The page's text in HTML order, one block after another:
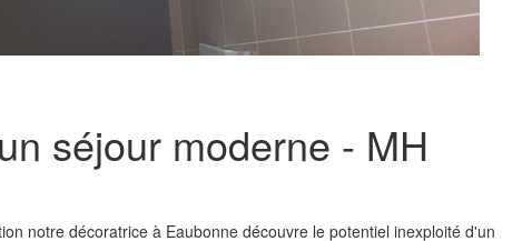
séjour moderne - MH
notre décoratrice à Eaubonne découvre le potentiel inexploité d'un